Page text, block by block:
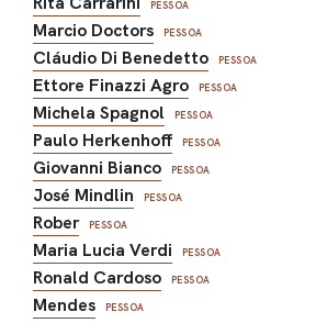
PESSOA
Marcio Doctors PESSOA
Cláudio Di Benedetto PESSOA
Ettore Finazzi Agro PESSOA
Michela Spagnol PESSOA
Paulo Herkenhoff PESSOA
Giovanni Bianco PESSOA
José Mindlin PESSOA
Rober PESSOA
Maria Lucia Verdi PESSOA
Ronald Cardoso PESSOA
Mendes PESSOA